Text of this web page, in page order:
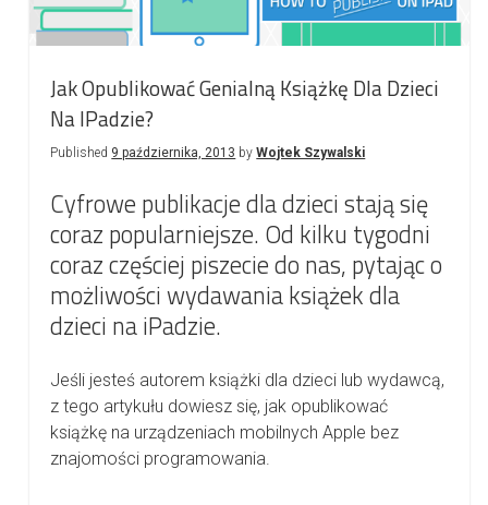
Jak Opublikować Genialną Książkę Dla Dzieci
Na IPadzie?
Published 9 października, 2013 byWojtek Szywalski
Cyfrowe publikacje dla dzieci stają się
coraz popularniejsze. Od kilku tygodni
coraz częściej piszecie do nas, pytając o
możliwości wydawania książek dla
dzieci na iPadzie.
Jeśli jesteś autorem książki dla dzieci lub wydawcą,
z tego artykułu dowiesz się, jak opublikować
książkę na urządzeniach mobilnych Apple bez
znajomości programowania.